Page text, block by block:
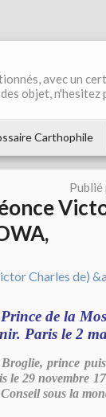
avec un
objet, n'hesitez
Carthophile
Publié
de la
Paris le 2
prince
le 29 novembre
sous la